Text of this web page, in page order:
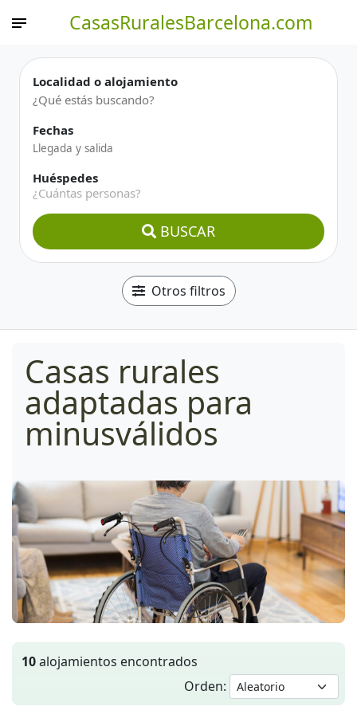
CasasRuralesBarcelona.com
Localidad o alojamiento
Fechas
Huéspedes
¿Cuántas personas?
BUSCAR
Otros filtros
Casas rurales
adaptadas para
minusválidos
10alojamientos encontrados
Orden: